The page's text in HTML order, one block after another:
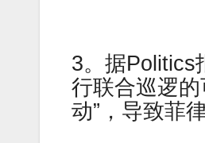
3。据Politics
行联合巡逻
动”，导致菲